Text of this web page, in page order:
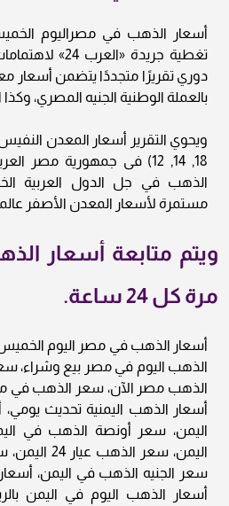
تغطية جريدة
دوري تقريرًا متجددًا يتضمن أسعار
بالعملة الوطنية الجنيه المصري، وكذا
18, 14, 12) فى جمهورية مصر
الذهب في جل الدول العربية
مستمرة لأسعار المعدن الأصفر
ويتم متابعة أسعار
مرة كل 24 ساعة.
الذهب اليوم في مصر بيع وشراء،
الذهب مصر الآن، سعر الذهب في
أسعار الذهب اليمنية تحديث
سعر الجنيه الذهب في اليمن،
أسعار الذهب اليوم في اليمن